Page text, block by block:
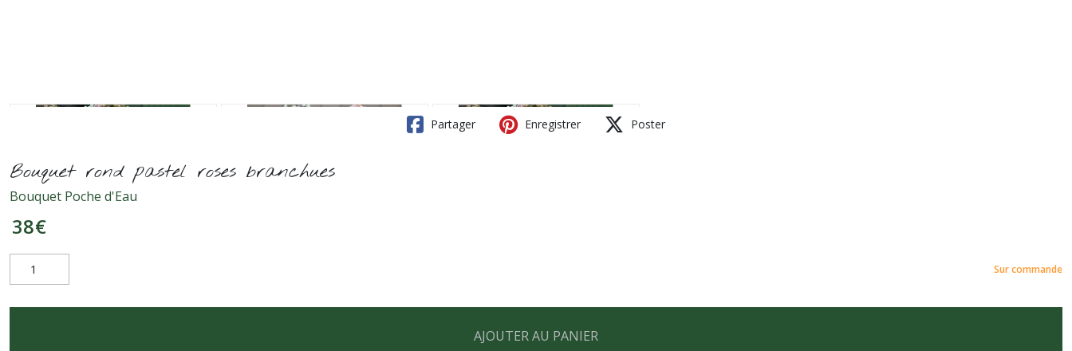
Partager Enregistrer Poster
Bouquet rond pastel roses branchues
Bouquet Poche d'Eau
38€
Sur commande
AJOUTER AU PANIER